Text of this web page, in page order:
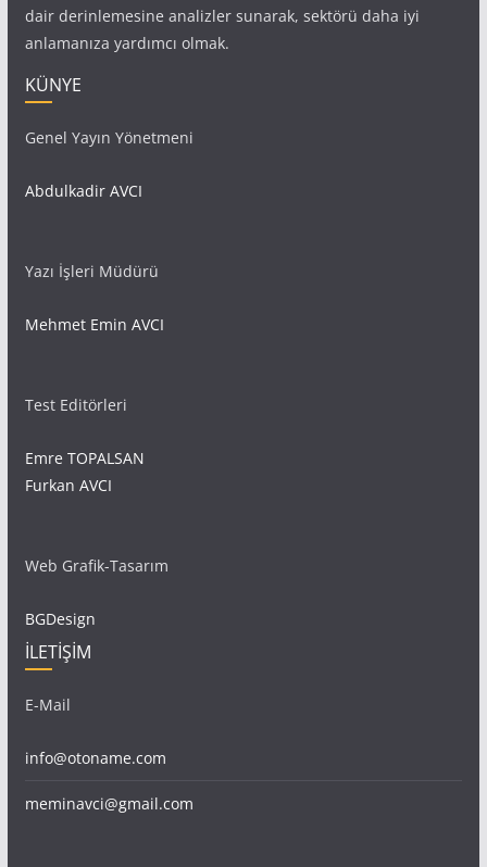
dair derinlemesine analizler sunarak, sektörü daha iyi
anlamanıza yardımcı olmak.
KÜNYE
Genel Yayın Yönetmeni
Abdulkadir AVCI
Yazı İşleri Müdürü
Mehmet Emin AVCI
Test Editörleri
Emre TOPALSAN
Furkan AVCI
Web Grafik-Tasarım
BGDesign
İLETİŞİM
E-Mail
info@otoname.com
meminavci@gmail.com